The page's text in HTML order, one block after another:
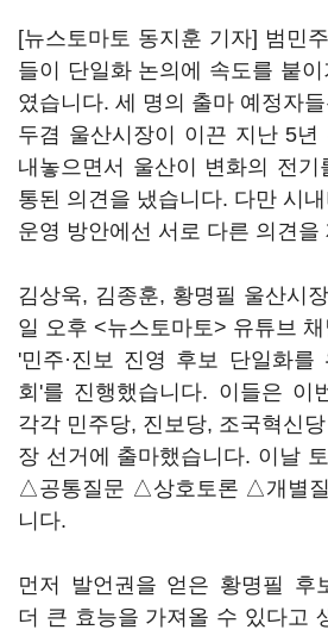
[뉴스토마토 동지훈 기자] 범민
들이 단일화 논의에 속도를 붙
였습니다. 세 명의 출마 예정자
두겸 울산시장이 이끈 지난 5년
내놓으면서 울산이 변화의 전
통된 의견을 냈습니다. 다만 시
운영 방안에선 서로 다른 의견을
김상욱, 김종훈, 황명필 울산시
일 오후 <뉴스토마토> 유튜브
'민주·진보 진영 후보 단일화를
회'를 진행했습니다. 이들은 이
각각 민주당, 진보당, 조국혁신
장 선거에 출마했습니다. 이날
△공통질문 △상호토론 △개별
니다.
먼저 발언권을 얻은 황명필 후
더 큰 효능을 가져올 수 있다고